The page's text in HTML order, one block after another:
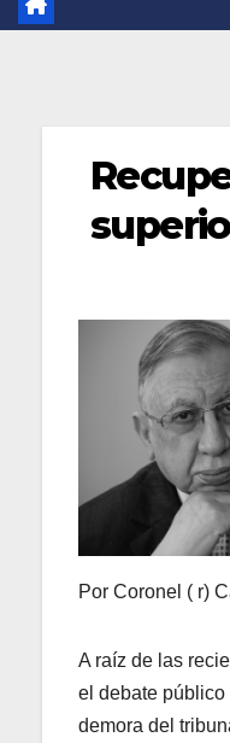
Por Coronel ( r)
A raíz de las
el debate público
demora del